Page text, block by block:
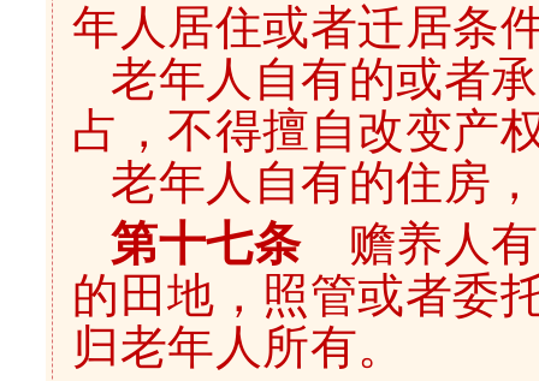
年人居住或者迁居条
老年人自有的或者
占，不得擅自改变产
老年人自有的住房
第十七条赡养人有
的田地，照管或者委
归老年人所有。